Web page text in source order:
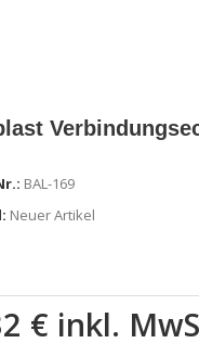
BAL-169
Neuer Artikel
€ inkl.